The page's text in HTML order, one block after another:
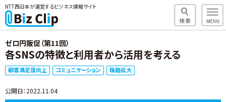
NTT西日本が運営するビジネス情報サイト
ゼロ円販促（第11回）
各SNSの特徴と利用者から活用を考える
顧客満足度向上 コミュニケーション 販路拡大
公開日：2022.11.04